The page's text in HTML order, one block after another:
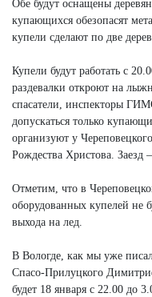
Обе будут оснащены
купающихся обезопасят
купели сделают по две
Купели будут работать с
раздевалки откроют на
спасатели, инспекторы
допускаться только
организуют у
Рождества Христова.
Отметим, что в
оборудованных купелей не
выхода на лед.
В Вологде, как мы уже
Спасо-Прилуцкого
будет 18 января с 22.00 до